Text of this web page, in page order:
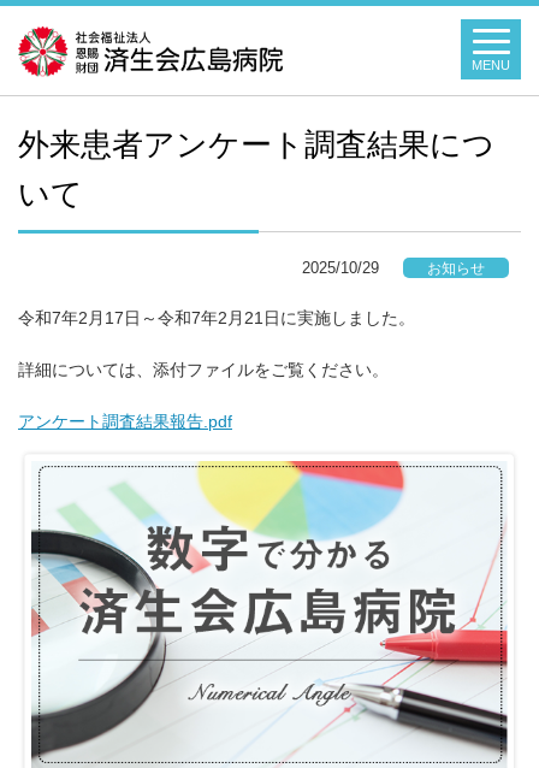
MENU
外来患者アンケート調査結果につ
いて
2025/10/29 お知らせ
令和7年2月17日～令和7年2月21日に実施しました。
詳細については、添付ファイルをご覧ください。
アンケート調査結果報告.pdf